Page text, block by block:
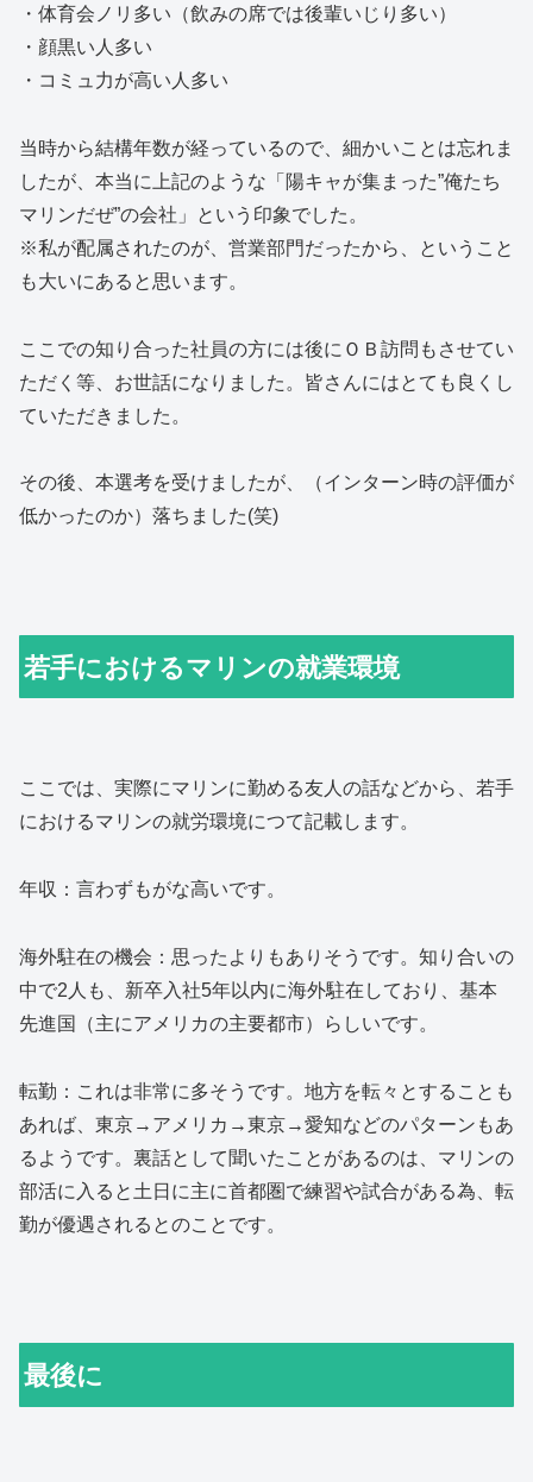
・体育会ノリ多い（飲みの席では後輩いじり多い）
・顔黒い人多い
・コミュ力が高い人多い
当時から結構年数が経っているので、細かいことは忘れま
したが、本当に上記のような「陽キャが集まった”俺たち
マリンだぜ”の会社」という印象でした。
※私が配属されたのが、営業部門だったから、ということ
も大いにあると思います。
ここでの知り合った社員の方には後にＯＢ訪問もさせてい
ただく等、お世話になりました。皆さんにはとても良くし
ていただきました。
その後、本選考を受けましたが、（インターン時の評価が
低かったのか）落ちました(笑)
若手におけるマリンの就業環境
ここでは、実際にマリンに勤める友人の話などから、若手
におけるマリンの就労環境につて記載します。
年収：言わずもがな高いです。
海外駐在の機会：思ったよりもありそうです。知り合いの
中で2人も、新卒入社5年以内に海外駐在しており、基本
先進国（主にアメリカの主要都市）らしいです。
転勤：これは非常に多そうです。地方を転々とすることも
あれば、東京→アメリカ→東京→愛知などのパターンもあ
るようです。裏話として聞いたことがあるのは、マリンの
部活に入ると土日に主に首都圏で練習や試合がある為、転
勤が優遇されるとのことです。
最後に